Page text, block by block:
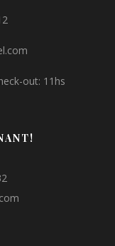
out: 11hs